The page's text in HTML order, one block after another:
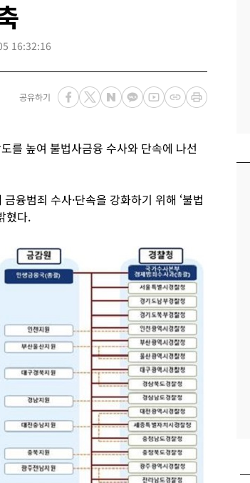
16:32:16
공유하기
를 높여 불법사금융 수사와 단속에 나선
융범죄 수사·단속을 강화하기 위해 ‘불법
혔다.